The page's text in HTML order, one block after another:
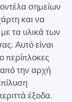
σημείων
και να
τα υλικά των
Αυτό είναι
περίπλοκες
την αρχή
έξοδα.